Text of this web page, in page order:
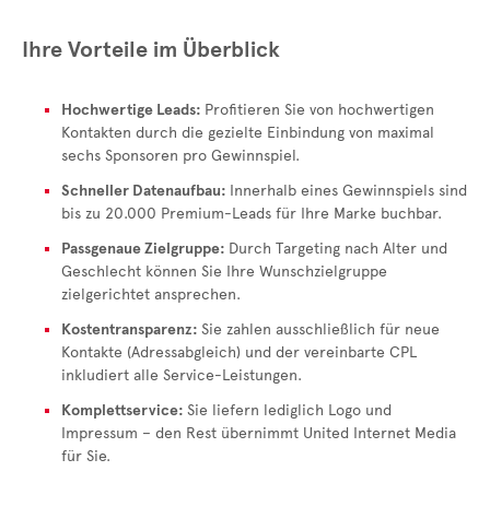
Ihre Vorteile im Überblick
Hochwertige Leads: Profitieren Sie von hochwertigen
Kontakten durch die gezielte Einbindung von maximal
sechs Sponsoren pro Gewinnspiel.
Schneller Datenaufbau: Innerhalb eines Gewinnspiels sind
bis zu 20.000 Premium-Leads für Ihre Marke buchbar.
Passgenaue Zielgruppe: Durch Targeting nach Alter und
Geschlecht können Sie Ihre Wunschzielgruppe
zielgerichtet ansprechen.
Kostentransparenz: Sie zahlen ausschließlich für neue
Kontakte (Adressabgleich) und der vereinbarte CPL
inkludiert alle Service-Leistungen.
Komplettservice: Sie liefern lediglich Logo und
Impressum – den Rest übernimmt United Internet Media
für Sie.